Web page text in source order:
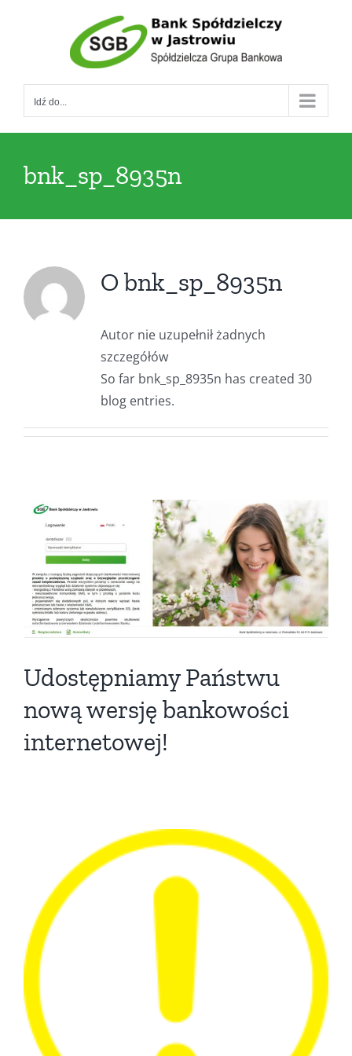
Idź do...
bnk_sp_8935n
O bnk_sp_8935n
Autor nie uzupełnił żadnych
szczegółów
So far bnk_sp_8935n has created 30
blog entries.
Udostępniamy Państwu
nową wersję bankowości
internetowej!